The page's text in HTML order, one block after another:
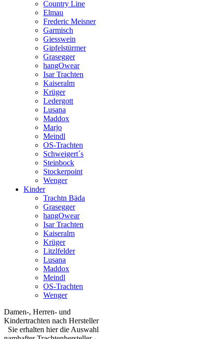
Country Line
Elmau
Frederic Meisner
Garmisch
Giesswein
Gipfelstürmer
Grasegger
hangOwear
Isar Trachten
Kaiseralm
Krüger
Ledergott
Lusana
Maddox
Marjo
Meindl
OS-Trachten
Schweigert´s
Steinbock
Stockerpoint
Wenger
Kinder
Trachtn Bäda
Grasegger
hangOwear
Isar Trachten
Kaiseralm
Krüger
Litzlfelder
Lusana
Maddox
Meindl
OS-Trachten
Wenger
Damen-, Herren- und
Kindertrachten nach Hersteller
Sie erhalten hier die Auswahl